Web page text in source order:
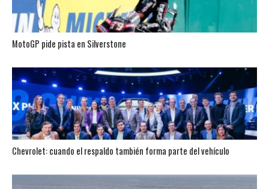
MotoGP pide pista en Silverstone
Chevrolet: cuando el respaldo también forma parte del vehículo